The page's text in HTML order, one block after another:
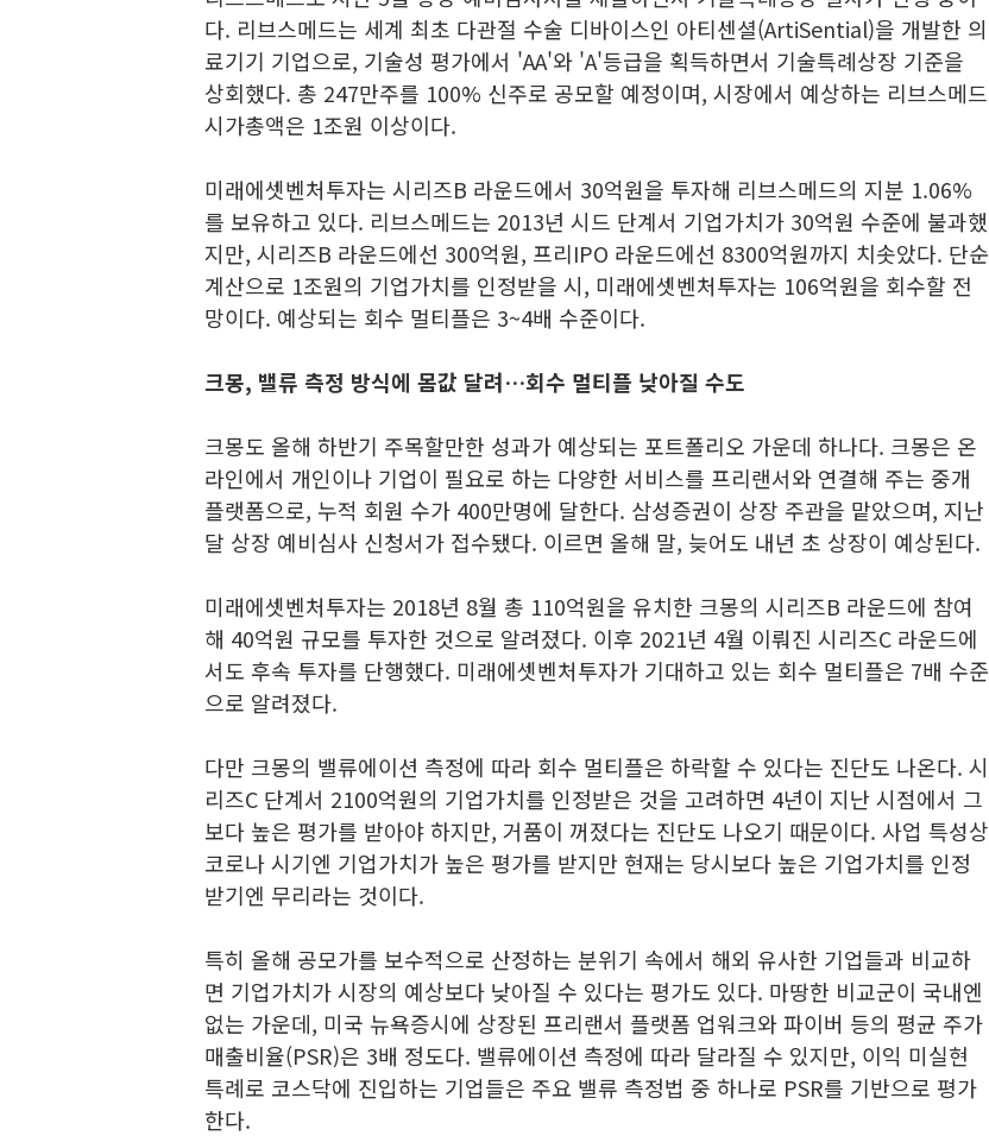
다. 리브스메드는 세계 최초 다관절 수술 디바이스인 아티센셜(ArtiSential)을 개발한 의
료기기 기업으로, 기술성 평가에서 'AA'와 'A'등급을 획득하면서 기술특례상장 기준을
상회했다. 총 247만주를 100% 신주로 공모할 예정이며, 시장에서 예상하는 리브스메드
시가총액은 1조원 이상이다.
미래에셋벤처투자는 시리즈B 라운드에서 30억원을 투자해 리브스메드의 지분 1.06%
를 보유하고 있다. 리브스메드는 2013년 시드 단계서 기업가치가 30억원 수준에 불과했
지만, 시리즈B 라운드에선 300억원, 프리IPO 라운드에선 8300억원까지 치솟았다. 단순
계산으로 1조원의 기업가치를 인정받을 시, 미래에셋벤처투자는 106억원을 회수할 전
망이다. 예상되는 회수 멀티플은 3~4배 수준이다.
크몽, 밸류 측정 방식에 몸값 달려…회수 멀티플 낮아질 수도
크몽도 올해 하반기 주목할만한 성과가 예상되는 포트폴리오 가운데 하나다. 크몽은 온
라인에서 개인이나 기업이 필요로 하는 다양한 서비스를 프리랜서와 연결해 주는 중개
플랫폼으로, 누적 회원 수가 400만명에 달한다. 삼성증권이 상장 주관을 맡았으며, 지난
달 상장 예비심사 신청서가 접수됐다. 이르면 올해 말, 늦어도 내년 초 상장이 예상된다.
미래에셋벤처투자는 2018년 8월 총 110억원을 유치한 크몽의 시리즈B 라운드에 참여
해 40억원 규모를 투자한 것으로 알려졌다. 이후 2021년 4월 이뤄진 시리즈C 라운드에
서도 후속 투자를 단행했다. 미래에셋벤처투자가 기대하고 있는 회수 멀티플은 7배 수준
으로 알려졌다.
다만 크몽의 밸류에이션 측정에 따라 회수 멀티플은 하락할 수 있다는 진단도 나온다. 시
리즈C 단계서 2100억원의 기업가치를 인정받은 것을 고려하면 4년이 지난 시점에서 그
보다 높은 평가를 받아야 하지만, 거품이 꺼졌다는 진단도 나오기 때문이다. 사업 특성상
코로나 시기엔 기업가치가 높은 평가를 받지만 현재는 당시보다 높은 기업가치를 인정
받기엔 무리라는 것이다.
특히 올해 공모가를 보수적으로 산정하는 분위기 속에서 해외 유사한 기업들과 비교하
면 기업가치가 시장의 예상보다 낮아질 수 있다는 평가도 있다. 마땅한 비교군이 국내엔
없는 가운데, 미국 뉴욕증시에 상장된 프리랜서 플랫폼 업워크와 파이버 등의 평균 주가
매출비율(PSR)은 3배 정도다. 밸류에이션 측정에 따라 달라질 수 있지만, 이익 미실현
특례로 코스닥에 진입하는 기업들은 주요 밸류 측정법 중 하나로 PSR를 기반으로 평가
한다.